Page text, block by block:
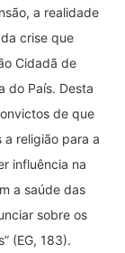
a realidade
crise que
Cidadã de
do País. Desta
de que
a religião para a
influência na
a saúde das
sobre os
(EG, 183).